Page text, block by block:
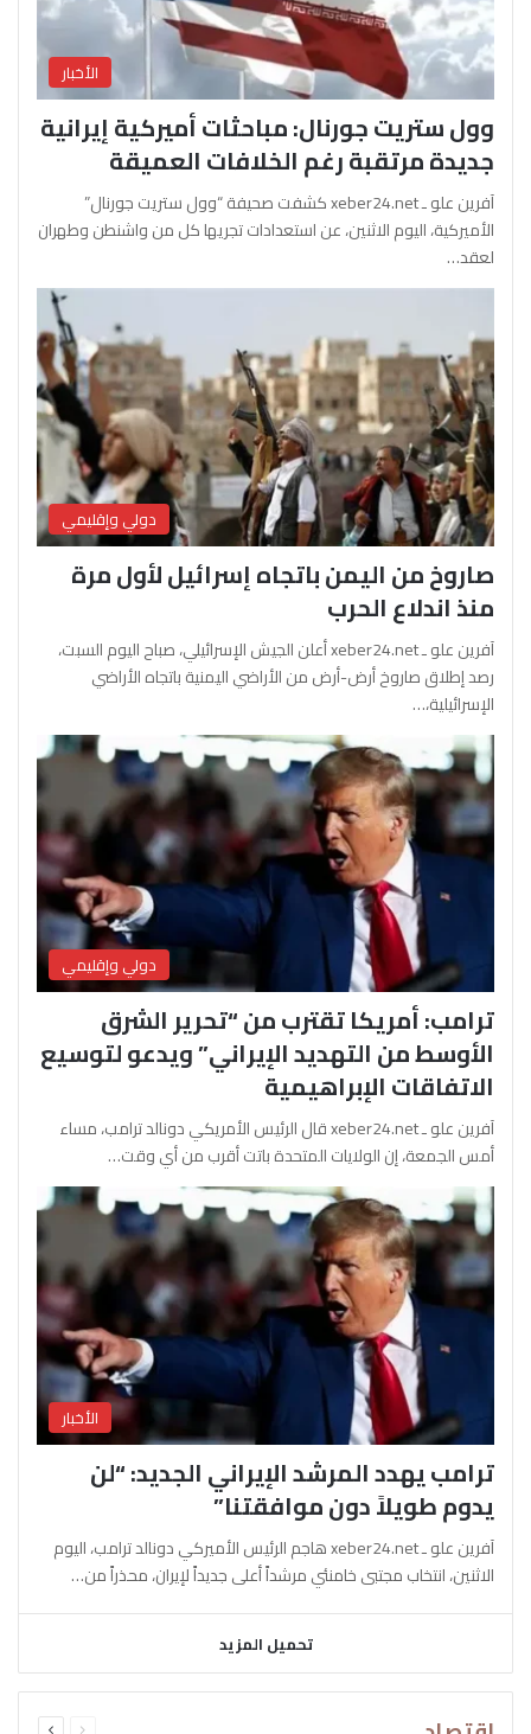
الأخبار
وول ستريت جورنال: مباحثات أميركية إيرانية
جديدة مرتقبة رغم الخلافات العميقة
آفرين علو ـ xeber24.net كشفت صحيفة “وول ستريت جورنال”
الأميركية، اليوم الاثنين، عن استعدادات تجريها كل من واشنطن وطهران
لعقد…
دولي وإقليمي
صاروخ من اليمن باتجاه إسرائيل لأول مرة
منذ اندلاع الحرب
آفرين علو ـ xeber24.net أعلن الجيش الإسرائيلي، صباح اليوم السبت،
رصد إطلاق صاروخ أرض-أرض من الأراضي اليمنية باتجاه الأراضي
الإسرائيلية،…
دولي وإقليمي
ترامب: أمريكا تقترب من “تحرير الشرق
الأوسط من التهديد الإيراني” ويدعو لتوسيع
الاتفاقات الإبراهيمية
آفرين علو ـ xeber24.net قال الرئيس الأمريكي دونالد ترامب، مساء
أمس الجمعة، إن الولايات المتحدة باتت أقرب من أي وقت…
الأخبار
ترامب يهدد المرشد الإيراني الجديد: “لن
يدوم طويلاً دون موافقتنا”
آفرين علو ـ xeber24.net هاجم الرئيس الأميركي دونالد ترامب، اليوم
الاثنين، انتخاب مجتبى خامنئي مرشداً أعلى جديداً لإيران، محذراً من…
تحميل المزيد